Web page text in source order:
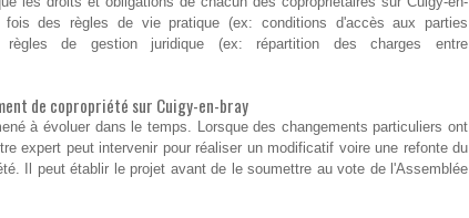
des règles de vie pratique (ex: conditions d'accès aux parties
de gestion juridique (ex: répartition des charges entre
de copropriété sur Cuigy-en-bray
à évoluer dans le temps. Lorsque des changements particuliers ont
expert peut intervenir pour réaliser un modificatif voire une refonte du
Il peut établir le projet avant de le soumettre au vote de l'Assemblée